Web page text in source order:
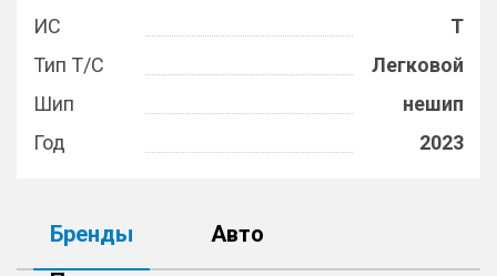
ИС
T
Тип Т/С
Легковой
Шип
нешип
Год
2023
Бренды
Авто